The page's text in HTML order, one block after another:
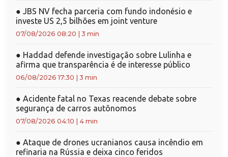
● JBS NV fecha parceria com fundo indonésio e
investe US 2,5 bilhões em joint venture
07/08/2026 08:20 3 min
● Haddad defende investigação sobre Lulinha e
afirma que transparência é de interesse público
06/08/2026 17:30 3 min
● Acidente fatal no Texas reacende debate sobre
segurança de carros autônomos
07/08/2026 04:10 4 min
● Ataque de drones ucranianos causa incêndio em
refinaria na Rússia e deixa cinco feridos